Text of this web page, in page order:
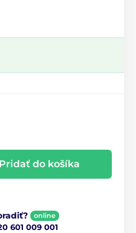
Pridať do košíka
online
601 009 001